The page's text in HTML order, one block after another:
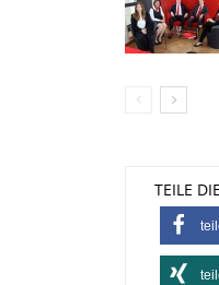
TEILE